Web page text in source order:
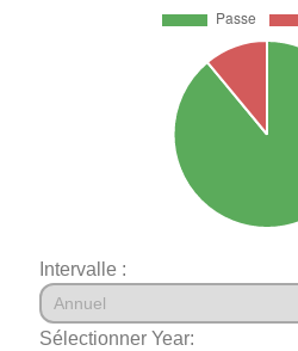
Intervalle :
Sélectionner Year: